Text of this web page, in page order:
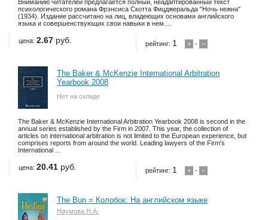
Вниманию читателей предлагается полный, неадаптированный текст
психологического романа Фрэнсиса Скотта Фицджеральда "Ночь нежна"
(1934). Издание рассчитано на лиц, владеющих основами английского
языка и совершенствующих свои навыки в нем....
рейтинг: 1 + - −
цена: 2.67 руб.
The Baker & McKenzie International Arbitration
Yearbook 2008
Нет на складе
The Baker & McKenzie International Arbitration Yearbook 2008 is second in the
annual series established by the Firm in 2007. This year, the collection of
articles on international arbitration is not limited to the European experience, but
comprises reports from around the world. Leading lawyers of the Firm's
International ...
рейтинг: 1 + - −
цена: 20.41 руб.
The Bun = Колобок: На английском языке
Наумова Н.А.